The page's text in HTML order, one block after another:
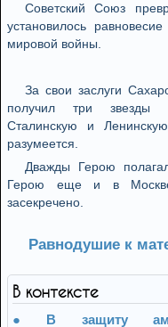
Советский Союз
установилось
мировой войны.
За свои заслуги
получил три звезды
Сталинскую и
разумеется.
Дважды Герою
Герою еще и в
засекречено.
Равнодушие к
В контексте
В защиту